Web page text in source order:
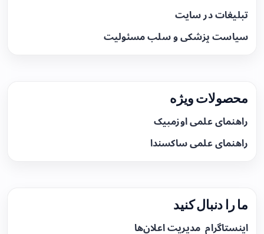
تبلیغات در سایت
سیاست پزشکی و سلب مسئولیت
محصولات ویژه
راهنمای علمی اوزمپیک
راهنمای علمی ساکسندا
ما را دنبال کنید
اینستاگرام مدیریت اعلان‌ها